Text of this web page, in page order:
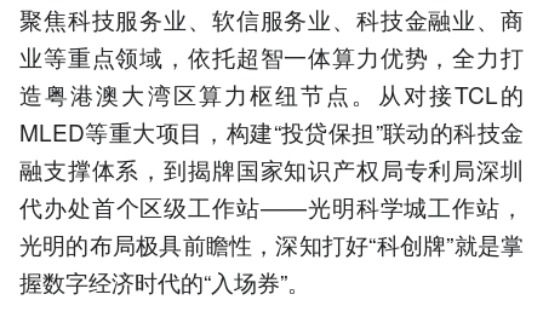
聚焦科技服务业、软信服务业、科技金融业、商
业等重点领域，依托超智一体算力优势，全力打
造粤港澳大湾区算力枢纽节点。从对接TCL的
MLED等重大项目，构建“投贷保担”联动的科技金
融支撑体系，到揭牌国家知识产权局专利局深圳
代办处首个区级工作站——光明科学城工作站，
光明的布局极具前瞻性，深知打好“科创牌”就是掌
握数字经济时代的“入场券”。